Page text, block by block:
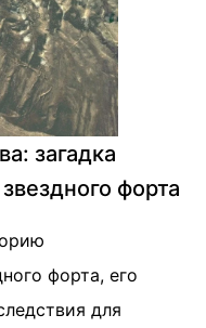
загадка
форта
форта, его
для